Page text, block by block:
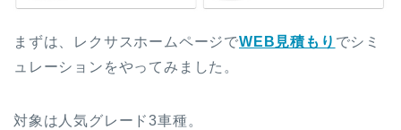
まずは、レクサスホームページでWEB見積もり でシミ
ュレーションをやってみました。
対象は人気グレード3車種。